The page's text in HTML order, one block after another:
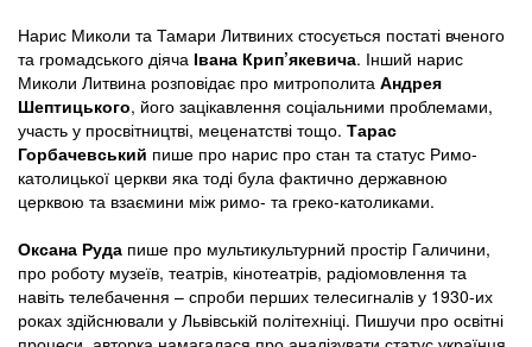
Нарис Миколи та Тамари Литвиних стосується постаті вченого
та громадського діяча Івана Крип’якевича. Інший нарис
Миколи Литвина розповідає про митрополита Андрея
Шептицького, його зацікавлення соціальними проблемами,
участь у просвітництві, меценатстві тощо. Тарас
Горбачевський пише про нарис про стан та статус Римо-
католицької церкви яка тоді була фактично державною
церквою та взаємини між римо- та греко-католиками.
Оксана Руда пише про мультикультурний простір Галичини,
про роботу музеїв, театрів, кінотеатрів, радіомовлення та
навіть телебачення – спроби перших телесигналів у 1930-их
роках здійснювали у Львівській політехніці. Пишучи про освітні